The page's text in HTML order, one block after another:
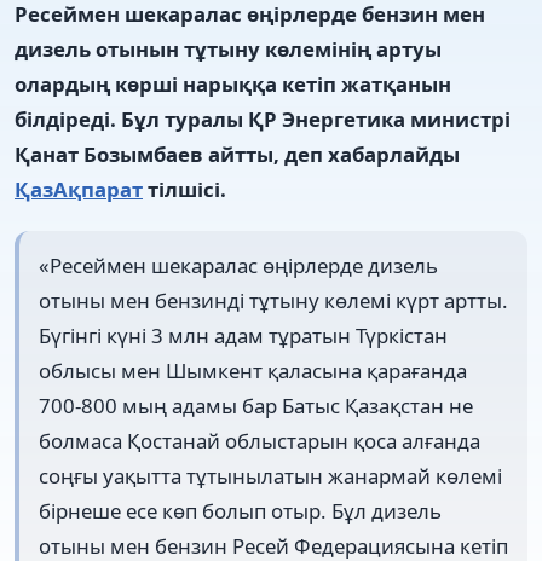
Ресеймен шекаралас өңірлерде бензин мен
дизель отынын тұтыну көлемінің артуы
олардың көрші нарыққа кетіп жатқанын
білдіреді. Бұл туралы ҚР Энергетика министрі
Қанат Бозымбаев айтты, деп хабарлайды
ҚазАқпараттілшісі.
«Ресеймен шекаралас өңірлерде дизель
отыны мен бензинді тұтыну көлемі күрт артты.
Бүгінгі күні 3 млн адам тұратын Түркістан
облысы мен Шымкент қаласына қарағанда
700-800 мың адамы бар Батыс Қазақстан не
болмаса Қостанай облыстарын қоса алғанда
соңғы уақытта тұтынылатын жанармай көлемі
бірнеше есе көп болып отыр. Бұл дизель
отыны мен бензин Ресей Федерациясына кетіп